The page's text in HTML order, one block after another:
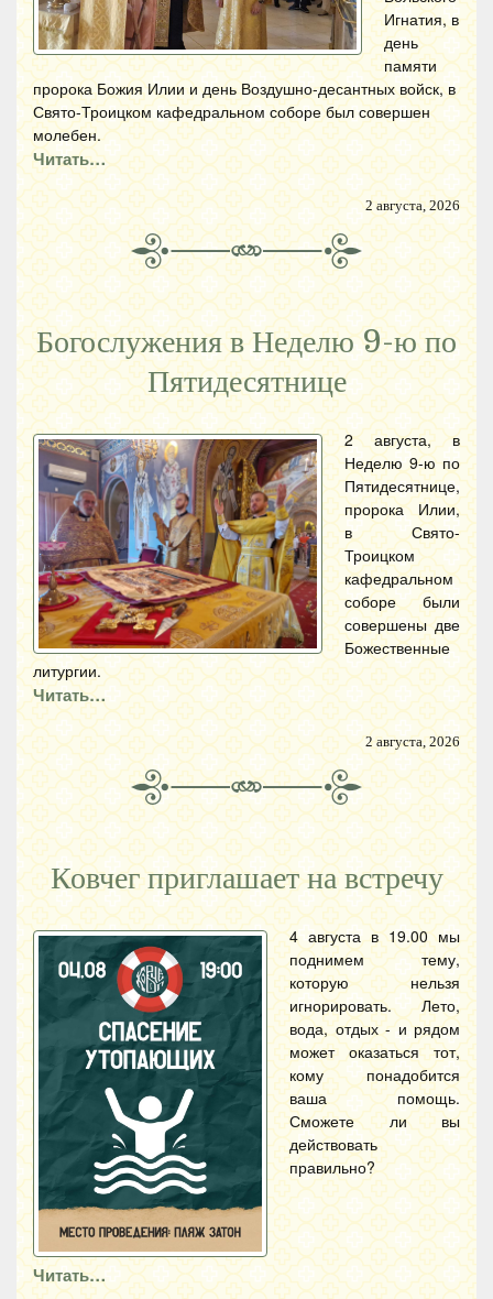
Игнатия, в
день
памяти
пророка Божия Илии и день Воздушно-десантных войск, в
Свято-Троицком кафедральном соборе был совершен
молебен.
Читать…
2 августа, 2026
Богослужения в Неделю 9-ю по
Пятидесятнице
2 августа, в
Неделю 9-ю по
Пятидесятнице,
пророка Илии,
в Свято-
Троицком
кафедральном
соборе были
совершены две
Божественные
литургии.
Читать…
2 августа, 2026
Ковчег приглашает на встречу
4 августа в 19.00 мы
поднимем тему,
которую нельзя
игнорировать. Лето,
вода, отдых - и рядом
может оказаться тот,
кому понадобится
ваша помощь.
Сможете ли вы
действовать
правильно?
Читать…